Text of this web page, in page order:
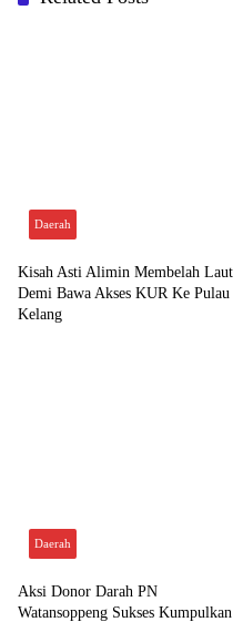
Daerah
Kisah Asti Alimin Membelah Laut
Demi Bawa Akses KUR Ke Pulau
Kelang
Daerah
Aksi Donor Darah PN
Watansoppeng Sukses Kumpulkan